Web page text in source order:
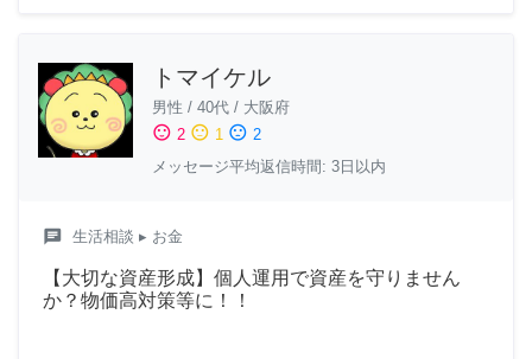
トマイケル
男性 / 40代 / 大阪府
sentiment_satisfied 2 sentiment_neutral 1 sentiment_dissatisfied 2
メッセージ平均返信時間: 3日以内
chat 生活相談 ▸ お金
【大切な資産形成】個人運用で資産を守りません
か？物価高対策等に！！